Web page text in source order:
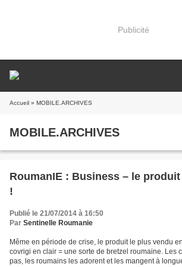
Publicité
Accueil » MOBILE.ARCHIVES
MOBILE.ARCHIVES
RoumanIE : Business – le
!
Publié le 21/07/2014 à 16:50
Par Sentinelle Roumanie
Même en période de crise, le produit le plus vendu
covrigi en clair = une sorte de bretzel roumaine. Les
pas, les roumains les adorent et les mangent à